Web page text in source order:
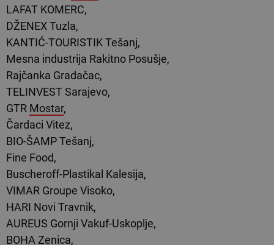
LAFAT KOMERC,
DŽENEX Tuzla,
KANTIĆ-TOURISTIK Tešanj,
Mesna industrija Rakitno Posušje,
Rajčanka Gradačac,
TELINVEST Sarajevo,
GTR Mostar,
Čardaci Vitez,
BIO-ŠAMP Tešanj,
Fine Food,
Buscheroff-Plastikal Kalesija,
VIMAR Groupe Visoko,
HARI Novi Travnik,
AUREUS Gornji Vakuf-Uskoplje,
BOHA Zenica,